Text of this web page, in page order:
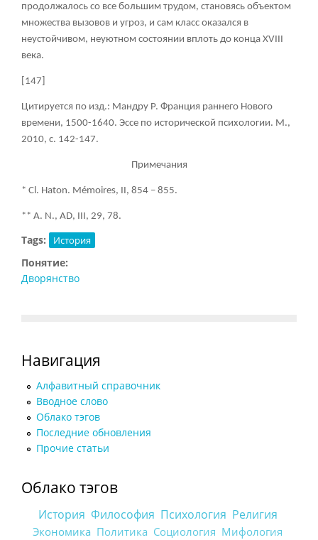
продолжалось со все большим трудом, становясь объектом
множества вызовов и угроз, и сам класс оказался в
неустойчивом, неуютном состоянии вплоть до конца XVIII
века.
[147]
Цитируется по изд.: Мандру Р. Франция раннего Нового
времени, 1500-1640. Эссе по исторической психологии. М.,
2010, с. 142-147.
Примечания
* Cl. Haton. Mémoires, II, 854 – 855.
** A. N., AD, III, 29, 78.
Tags: История
Понятие:
Дворянство
Навигация
Алфавитный справочник
Вводное слово
Облако тэгов
Последние обновления
Прочие статьи
Облако тэгов
История Философия Психология Религия
Экономика Политика Социология Мифология